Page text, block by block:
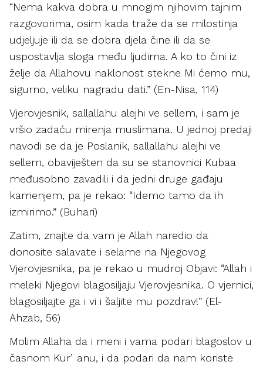
“Nema kakva dobra u mnogim njihovim tajnim
razgovorima, osim kada traže da se milostinja
udjeljuje ili da se dobra djela čine ili da se
uspostavlja sloga među ljudima. A ko to čini iz
želje da Allahovu naklonost stekne Mi ćemo mu,
sigurno, veliku nagradu dati.” (En-Nisa, 114)
Vjerovjesnik, sallallahu alejhi ve sellem, i sam je
vršio zadaću mirenja muslimana. U jednoj predaji
navodi se da je Poslanik, sallallahu alejhi ve
sellem, obaviješten da su se stanovnici Kubaa
međusobno zavadili i da jedni druge gađaju
kamenjem, pa je rekao: “Idemo tamo da ih
izmirimo.” (Buhari)
Zatim, znajte da vam je Allah naredio da
donosite salavate i selame na Njegovog
Vjerovjesnika, pa je rekao u mudroj Objavi: “Allah i
meleki Njegovi blagosiljaju Vjerovjesnika. O vjernici,
blagosiljajte ga i vi i šaljite mu pozdrav!” (El-
Ahzab, 56)
Molim Allaha da i meni i vama podari blagoslov u
časnom Kurʼanu, i da podari da nam koriste